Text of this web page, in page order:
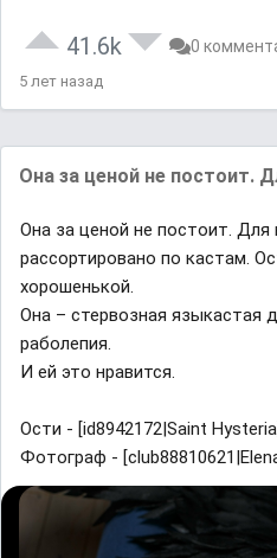
41.6k 0
5 лет назад
Она за ценой не постоит.
Она за ценой не постоит. Для
рассортировано по кастам.
хорошенькой.
Она – стервозная языкастая
раболепия.
И ей это нравится.
Ости - [id8942172|Saint
Фотограф -